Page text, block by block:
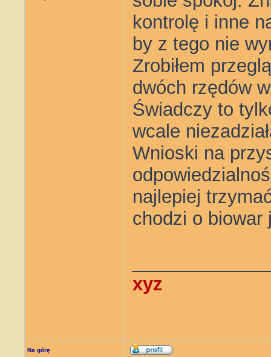
kontrolę i inne
by z tego nie
Zrobiłem
dwóch rzędów
Świadczy to
wcale
Wnioski na
najlepiej
chodzi o biowar
xyz
Na górę